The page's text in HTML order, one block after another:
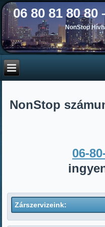
06 80 81 80
NonStop
NonStop
06-
Zárszervizeink: